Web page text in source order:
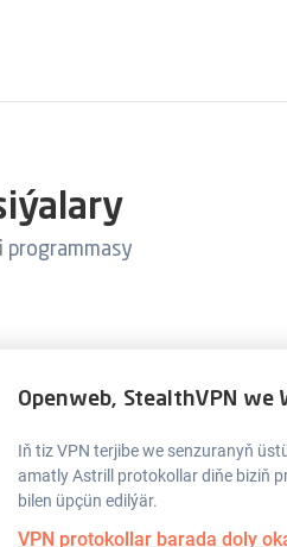
programmasy
Openweb, StealthVPN we
Iň tiz VPN terjibe we senzuranyň
amatly Astrill protokollar diňe biziň
bilen üpçün edilýär.
VPN protokollar barada doly